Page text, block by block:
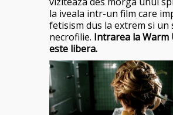
la iveala intr-un film care
fetisism dus la extrem si un
necrofilie. Intrarea la Warm
este libera.